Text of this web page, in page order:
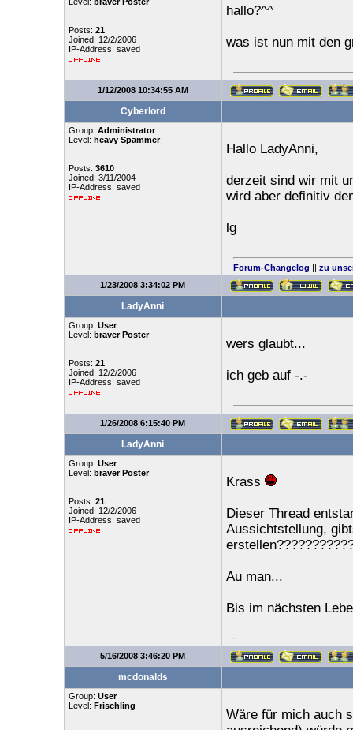
Posts: 21
Joined: 12/2/2006
IP-Address: saved
hallo?^^
was ist nun mit den
1/12/2008 10:34:55 AM
Cyberlord
Group: Administrator
Level: heavy Spammer
Posts: 3610
Joined: 3/11/2004
IP-Address: saved
Hallo LadyAnni,
derzeit sind wir mit
wird aber definitiv
lg
Forum-Changelog || zu
1/23/2008 3:34:02 PM
LadyAnni
Group: User
Level: braver Poster
Posts: 21
Joined: 12/2/2006
IP-Address: saved
wers glaubt...
ich geb auf -.-
1/26/2008 6:15:40 PM
LadyAnni
Group: User
Level: braver Poster
Posts: 21
Joined: 12/2/2006
IP-Address: saved
Krass
Dieser Thread
Aussichtstellung,
Au man...
Bis im nächsten
5/16/2008 3:46:20 PM
mcdonalds
Group: User
Level: Frischling
Wäre für mich auch